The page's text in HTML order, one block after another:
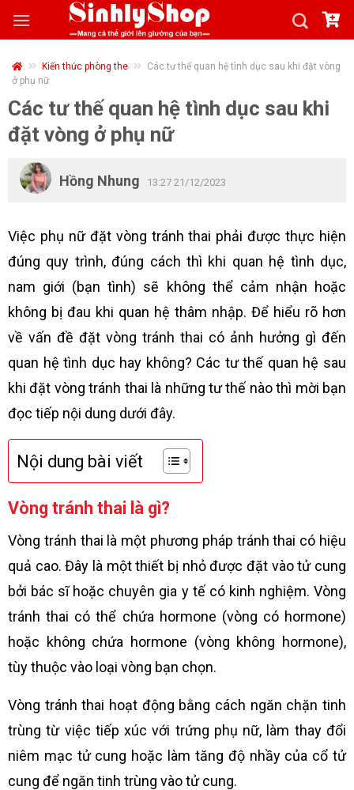
Kiến thức phòng the
Các tư thế quan hệ tình dục sau khi đặt vòng
ở phụ nữ
Các tư thế quan hệ tình dục sau khi
đặt vòng ở phụ nữ
Hồng Nhung 13:27 21/12/2023
Việc phụ nữ đặt vòng tránh thai phải được thực hiện
đúng quy trình, đúng cách thì khi quan hệ tình dục,
nam giới (bạn tình) sẽ không thể cảm nhận hoặc
không bị đau khi quan hệ thâm nhập. Để hiểu rõ hơn
về vấn đề đặt vòng tránh thai có ảnh hưởng gì đến
quan hệ tình dục hay không? Các tư thế quan hệ sau
khi đặt vòng tránh thai là những tư thế nào thì mời bạn
đọc tiếp nội dung dưới đây.
Nội dung bài viết
Vòng tránh thai là gì?
Vòng tránh thai là một phương pháp tránh thai có hiệu
quả cao. Đây là một thiết bị nhỏ được đặt vào tử cung
bởi bác sĩ hoặc chuyên gia y tế có kinh nghiệm. Vòng
tránh thai có thể chứa hormone (vòng có hormone)
hoặc không chứa hormone (vòng không hormone),
tùy thuộc vào loại vòng bạn chọn.
Vòng tránh thai hoạt động bằng cách ngăn chặn tinh
trùng từ việc tiếp xúc với trứng phụ nữ, làm thay đổi
niêm mạc tử cung hoặc làm tăng độ nhầy của cổ tử
cung để ngăn tinh trùng vào tử cung.